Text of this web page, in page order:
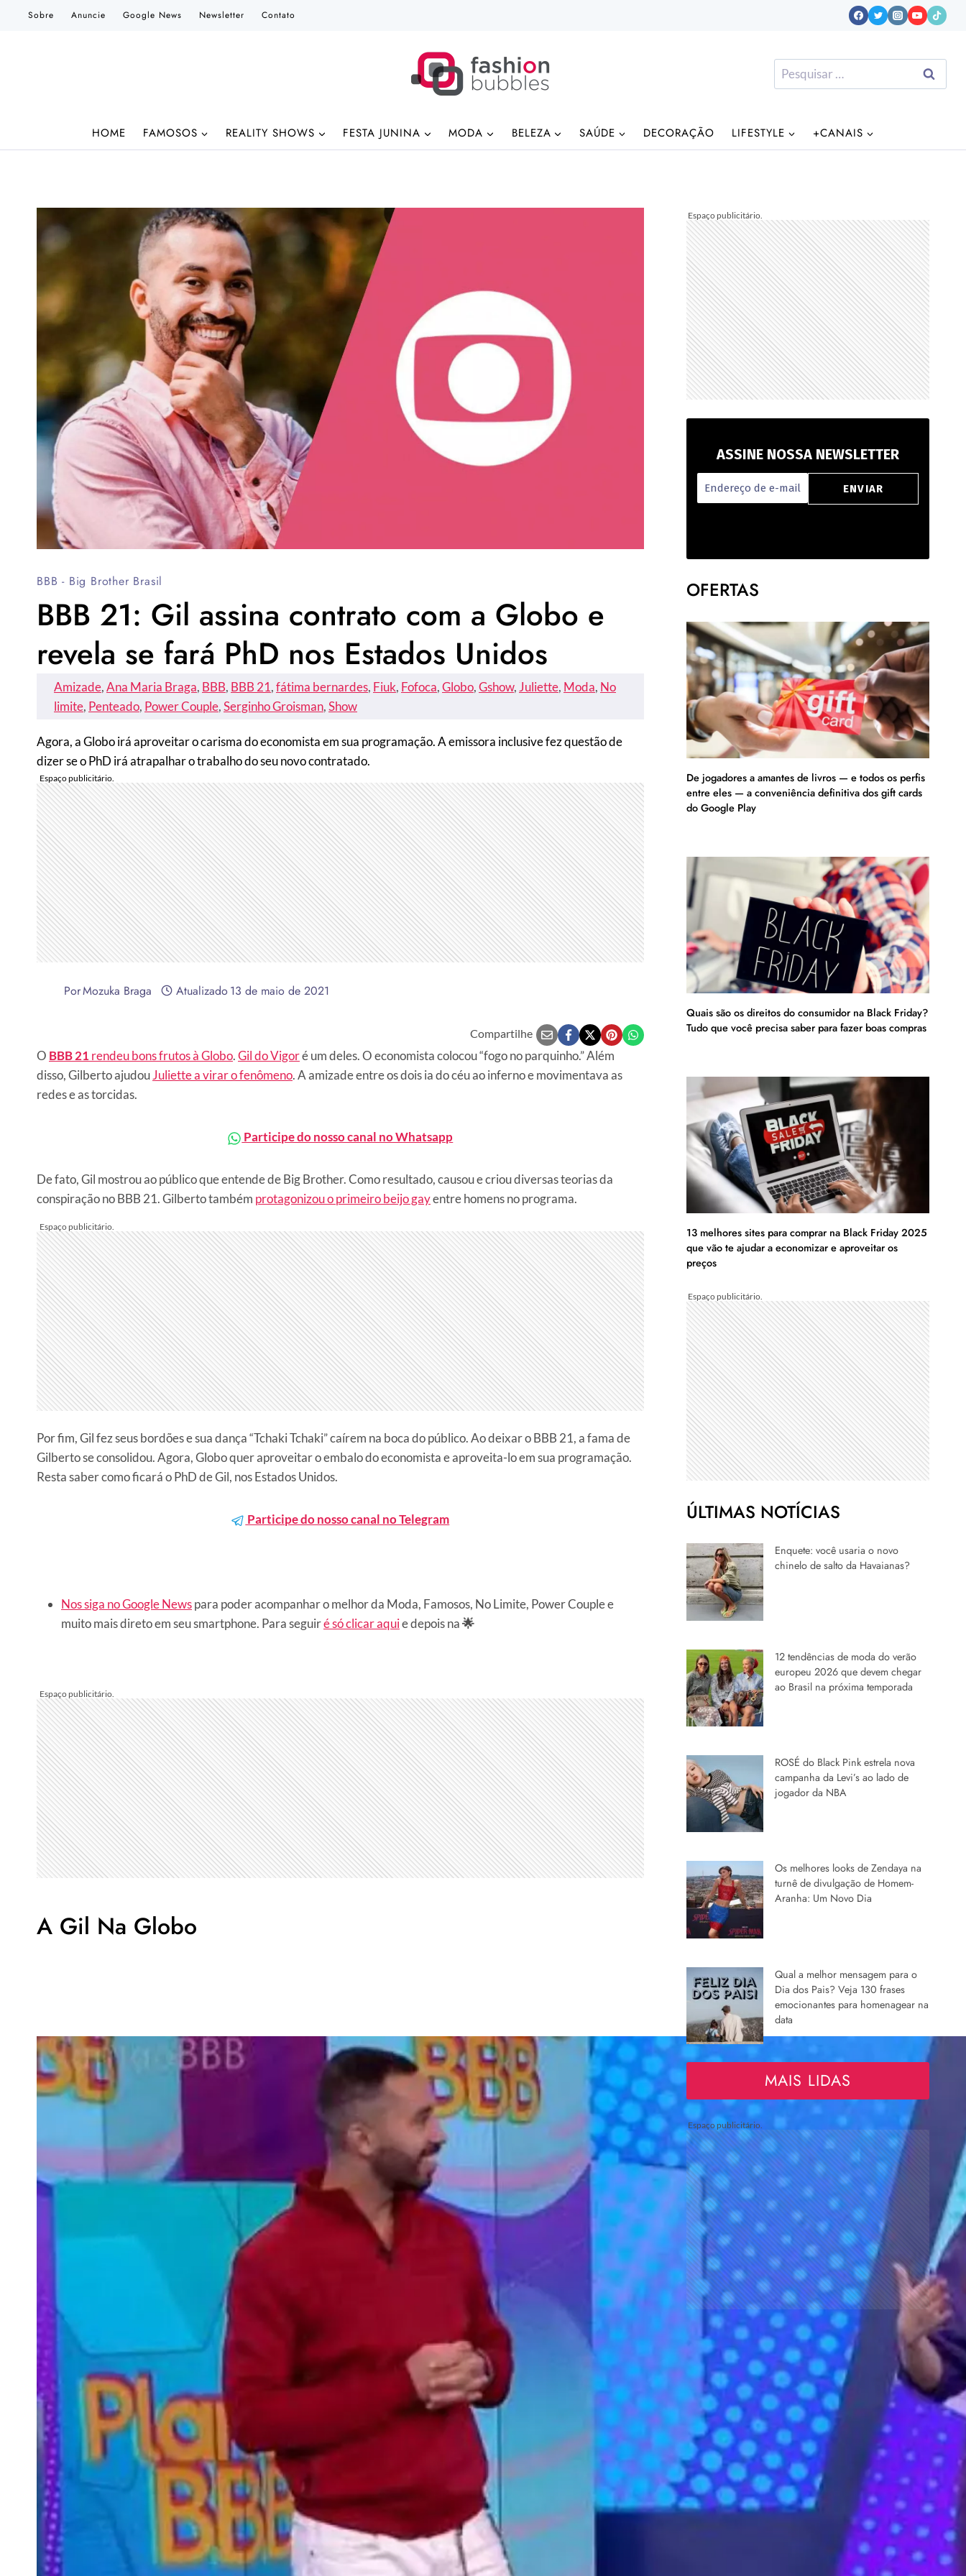
Sobre Anuncie Google News Newsletter Contato
Pesquisar
por:
HOME FAMOSOS REALITY SHOWS FESTA JUNINA MODA BELEZA SAÚDE DECORAÇÃO LIFESTYLE +CANAIS
BBB - Big Brother Brasil
BBB 21: Gil assina contrato com a Globo e
revela se fará PhD nos Estados Unidos
Amizade, Ana Maria Braga, BBB, BBB 21, fátima bernardes, Fiuk, Fofoca, Globo, Gshow, Juliette, Moda, No
limite, Penteado, Power Couple, Serginho Groisman, Show
Agora, a Globo irá aproveitar o carisma do economista em sua programação. A emissora inclusive fez questão de
dizer se o PhD irá atrapalhar o trabalho do seu novo contratado.
PorMozuka Braga Atualizado13 de maio de 2021
Compartilhe
O BBB 21 rendeu bons frutos à Globo.Gil do Vigoré um deles. O economista colocou “fogo no parquinho.” Além
disso, Gilberto ajudouJuliette a virar o fenômeno. A amizade entre os dois ia do céu ao inferno e movimentava as
redes e as torcidas.
Participe do nosso canal no Whatsapp
De fato, Gil mostrou ao público que entende de Big Brother. Como resultado, causou e criou diversas teorias da
conspiração no BBB 21. Gilberto também protagonizou o primeiro beijo gayentre homens no programa.
Por fim, Gil fez seus bordões e sua dança “Tchaki Tchaki” caírem na boca do público. Ao deixar o BBB 21, a fama de
Gilberto se consolidou. Agora, Globo quer aproveitar o embalo do economista e aproveita-lo em sua programação.
Resta saber como ficará o PhD de Gil, nos Estados Unidos.
Participe do nosso canal no Telegram
Nos siga no Google Newspara poder acompanhar o melhor da Moda, Famosos, No Limite, Power Couple e
muito mais direto em seu smartphone. Para seguiré só clicar aquie depois na🌟
A Gil Na Globo
ASSINE NOSSA NEWSLETTER
OFERTAS
De jogadores a amantes de livros — e todos os perfis
entre eles — a conveniência definitiva dos gift cards
do Google Play
Quais são os direitos do consumidor na Black Friday?
Tudo que você precisa saber para fazer boas compras
13 melhores sites para comprar na Black Friday 2025
que vão te ajudar a economizar e aproveitar os
preços
ÚLTIMAS NOTÍCIAS
Enquete: você usaria o novo
chinelo de salto da Havaianas?
12 tendências de moda do verão
europeu 2026 que devem chegar
ao Brasil na próxima temporada
ROSÉ do Black Pink estrela nova
campanha da Levi’s ao lado de
jogador da NBA
Os melhores looks de Zendaya na
turnê de divulgação de Homem-
Aranha: Um Novo Dia
Qual a melhor mensagem para o
Dia dos Pais? Veja 130 frases
emocionantes para homenagear na
data
MAIS LIDAS